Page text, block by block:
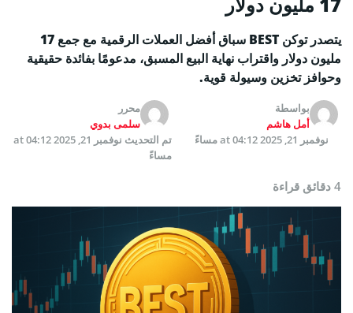
يتصدر توكن BEST سباق أفضل العملات الرقمية مع جمع 17
مليون دولار واقتراب نهاية البيع المسبق، مدعومًا بفائدة حقيقية
وحوافز تخزين وسيولة قوية.
بواسطة
أمل هاشم
محرر
سلمى بدوي
نوفمبر 21, 2025 at 04:12 مساءً
تم التحديث
نوفمبر 21, 2025 at 04:12
مساءً
4 دقائق قراءة